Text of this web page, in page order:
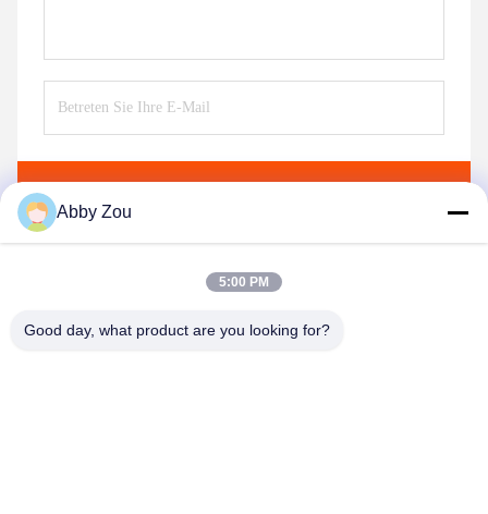
Abby Zou
5:00 PM
Good day, what product are you looking for?